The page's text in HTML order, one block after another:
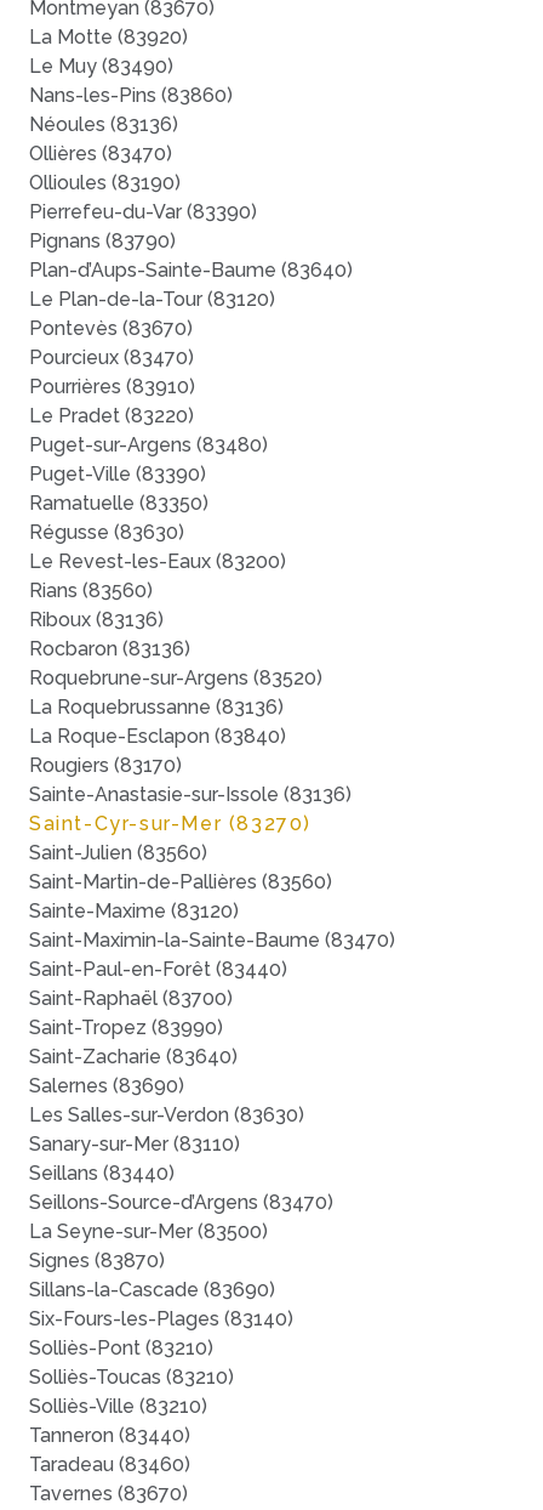
Montmeyan (83670)
La Motte (83920)
Le Muy (83490)
Nans-les-Pins (83860)
Néoules (83136)
Ollières (83470)
Ollioules (83190)
Pierrefeu-du-Var (83390)
Pignans (83790)
Plan-d’Aups-Sainte-Baume (83640)
Le Plan-de-la-Tour (83120)
Pontevès (83670)
Pourcieux (83470)
Pourrières (83910)
Le Pradet (83220)
Puget-sur-Argens (83480)
Puget-Ville (83390)
Ramatuelle (83350)
Régusse (83630)
Le Revest-les-Eaux (83200)
Rians (83560)
Riboux (83136)
Rocbaron (83136)
Roquebrune-sur-Argens (83520)
La Roquebrussanne (83136)
La Roque-Esclapon (83840)
Rougiers (83170)
Sainte-Anastasie-sur-Issole (83136)
Saint-Cyr-sur-Mer (83270)
Saint-Julien (83560)
Saint-Martin-de-Pallières (83560)
Sainte-Maxime (83120)
Saint-Maximin-la-Sainte-Baume (83470)
Saint-Paul-en-Forêt (83440)
Saint-Raphaël (83700)
Saint-Tropez (83990)
Saint-Zacharie (83640)
Salernes (83690)
Les Salles-sur-Verdon (83630)
Sanary-sur-Mer (83110)
Seillans (83440)
Seillons-Source-d’Argens (83470)
La Seyne-sur-Mer (83500)
Signes (83870)
Sillans-la-Cascade (83690)
Six-Fours-les-Plages (83140)
Solliès-Pont (83210)
Solliès-Toucas (83210)
Solliès-Ville (83210)
Tanneron (83440)
Taradeau (83460)
Tavernes (83670)